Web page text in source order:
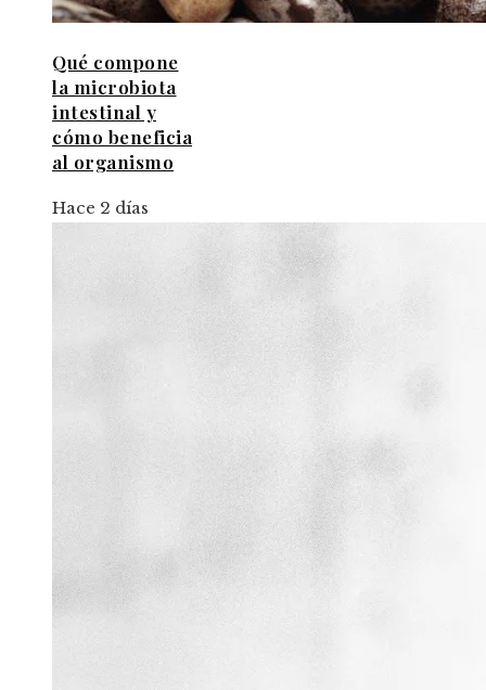
Qué compone
la microbiota
intestinal y
cómo beneficia
al organismo
Hace 2 días